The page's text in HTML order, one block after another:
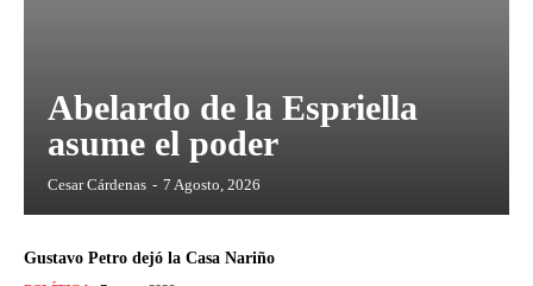
Abelardo de la Espriella
asume el poder
Cesar Cárdenas - 7 Agosto, 2026
Gustavo Petro dejó la Casa Nariño